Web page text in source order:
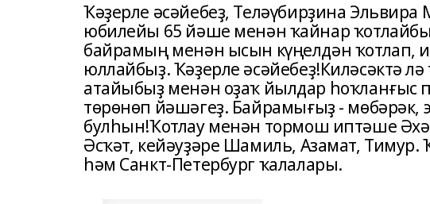
Ҡәҙерле әсәйебеҙ, Теләүбирҙина
юбилейы 65 йәше менән ҡайнар
байрамың менән ысын күңелдән ҡотлап,
юллайбыҙ. Ҡәҙерле әсәйебеҙ!Киләсәктә
атайыбыҙ менән оҙаҡ йылдар һоҡланғыс
төрөнөп йәшәгеҙ. Байрамығыҙ - мөбәрәк,
булһын!Ҡотлау менән тормош иптәше
Әсҡәт, кейәуҙәре Шамиль, Азамат, Тимур.
һәм Санкт-Петербург ҡалалары.